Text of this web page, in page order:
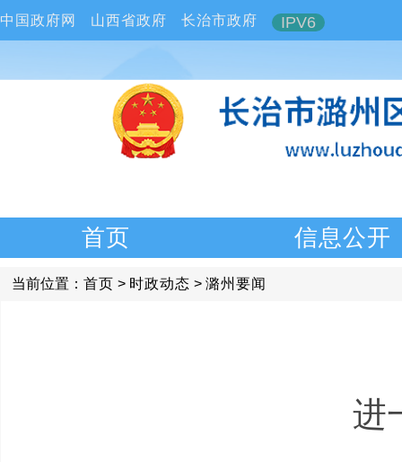
中国政府网 山西省政府 长治市政府 IPV6
首页 信息公开
当前位置： 首页 > 时政动态 > 潞州要闻
进